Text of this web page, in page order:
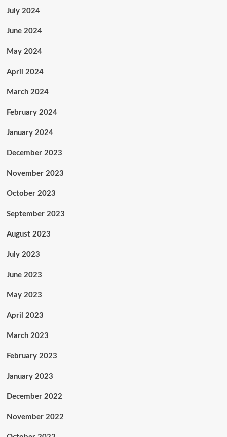
July 2024
June 2024
May 2024
April 2024
March 2024
February 2024
January 2024
December 2023
November 2023
October 2023
September 2023
August 2023
July 2023
June 2023
May 2023
April 2023
March 2023
February 2023
January 2023
December 2022
November 2022